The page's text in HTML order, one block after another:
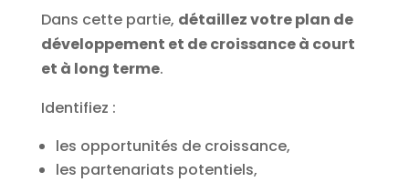
Dans cette partie, détaillez votre plan de
développement et de croissance à court
et à long terme.
Identifiez :
les opportunités de croissance,
les partenariats potentiels,